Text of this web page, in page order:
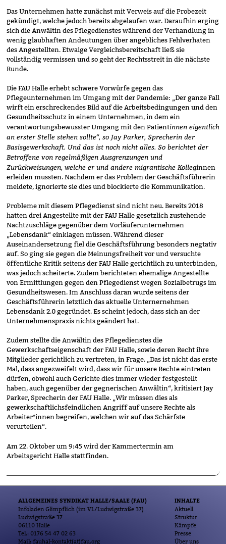
Das Unternehmen hatte zunächst mit Verweis auf die Probezeit
gekündigt, welche jedoch bereits abgelaufen war. Daraufhin erging
sich die Anwältin des Pflegedienstes während der Verhandlung in
wenig glaubhaften Andeutungen über angebliches Fehlverhaten
des Angestellten. Etwaige Vergleichsbereitschaft ließ sie
vollständig vermissen und so geht der Rechtsstreit in die nächste
Runde.
Die FAU Halle erhebt schwere Vorwürfe gegen das
Pflegeunternehmen im Umgang mit der Pandemie: „Der ganze Fall
wirft ein erschreckendes Bild auf die Arbeitsbedingungen und den
Gesundheitsschutz in einem Unternehmen, in dem ein
verantwortungsbewusster Umgang mit den Patientinnen eigentlich
an erster Stelle stehen sollte“, so Jay Parker, Sprecherin der
Basisgewerkschaft. Und das ist noch nicht alles. So berichtet der
Betroffene von regelmäßigen Ausgrenzungen und
Zurückweisungen, welche er und andere migrantische Kolleginnen
erleiden mussten. Nachdem er das Problem der Geschäftsführerin
meldete, ignorierte sie dies und blockierte die Kommunikation.
Probleme mit diesem Pflegedienst sind nicht neu. Bereits 2018
hatten drei Angestellte mit der FAU Halle gesetzlich zustehende
Nachtzuschläge gegenüber dem Vorläuferunternehmen
„Lebensdank“ einklagen müssen. Während dieser
Auseinandersetzung fiel die Geschäftsführung besonders negtativ
auf. So ging sie gegen die Meinungsfreiheit vor und versuchte
öffentliche Kritik seitens der FAU Halle gerichtlich zu unterbinden,
was jedoch scheiterte. Zudem berichteten ehemalige Angestellte
von Ermittlungen gegen den Pflegedienst wegen Sozialbetrugs im
Gesundheitswesen. Im Anschluss daran wurde seitens der
Geschäftsführerin letztlich das aktuelle Unternernehmen
Lebensdank 2.0 gegründet. Es scheint jedoch, dass sich an der
Unternehmenspraxis nichts geändert hat.
Zudem stellte die Anwältin des Pflegedienstes die
Gewerkschaftseigenschaft der FAU Halle, sowie deren Recht ihre
Mitglieder gerichtlich zu vertreten, in Frage. „Das ist nicht das erste
Mal, dass angezweifelt wird, dass wir für unsere Rechte eintreten
dürfen, obwohl auch Gerichte dies immer wieder festgestellt
haben, auch gegenüber der gegnerischen Anwältin“, kritisiert Jay
Parker, Sprecherin der FAU Halle. „Wir müssen dies als
gewerkschaftlichsfeindlichen Angriff auf unsere Rechte als
Arbeiter*innen begreifen, welchen wir auf das Schärfste
verurteilen“.
Am 22. Oktober um 9:45 wird der Kammertermin am
Arbeitsgericht Halle stattfinden.
ALLGEMEINES SYNDIKAT HALLE/SAALE (FAU)
Infoladen Glimpflich (im VL/Ludwigstraße 37)
Ludwigstraße 37
06110 Halle
Tel.: 0176 54 47 02 63
Mail: fauhal-kontakt(at)fau.org
INHALTE
Aktuell
Struktur
Kämpfe
Presse
Über uns